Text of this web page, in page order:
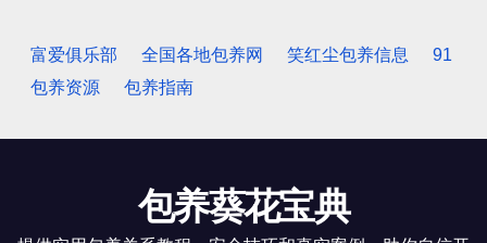
富爱俱乐部 全国各地包养网 笑红尘包养信息
91
包养资源
包养指南
包养葵花宝典